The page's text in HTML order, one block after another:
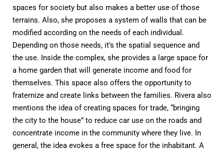
spaces for society but also makes a better use of those
terrains. Also, she proposes a system of walls that can be
modified according on the needs of each individual.
Depending on those needs, it’s the spatial sequence and
the use. Inside the complex, she provides a large space for
a home garden that will generate income and food for
themselves. This space also offers the opportunity to
fraternize and create links between the families. Rivera also
mentions the idea of creating spaces for trade, “bringing
the city to the house” to reduce car use on the roads and
concentrate income in the community where they live. In
general, the idea evokes a free space for the inhabitant. A